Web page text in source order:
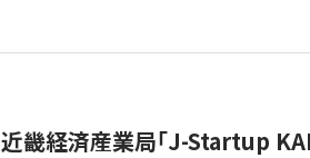
近畿経済産業局「J-Startup